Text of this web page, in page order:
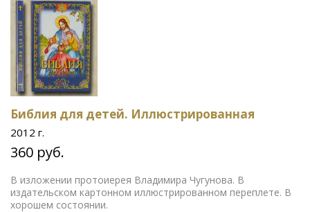
Библия для детей. Иллюстрированная
2012 г.
360 руб.
В изложении протоиерея Владимира Чугунова. В
издательском картонном иллюстрированном переплете. В
хорошем состоянии.